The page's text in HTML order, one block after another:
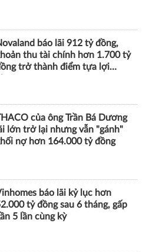
của ông Trần Bá Dương
lớn trở lại nhưng vẫn "gánh"
nợ hơn 164.000 tỷ đồng
báo lãi kỷ lục hơn
tỷ đồng sau 6 tháng, gấp
5 lần cùng kỳ
cầu sửa đổi Bộ luật Hình sự